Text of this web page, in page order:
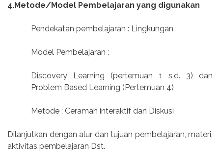
4.Metode/Model Pembelajaran yang digunakan
Pendekatan pembelajaran : Lingkungan
Model Pembelajaran :
Discovery Learning (pertemuan 1 s.d. 3) dan
Problem Based Learning (Pertemuan 4)
Metode : Ceramah interaktif dan Diskusi
Dilanjutkan dengan alur dan tujuan pembelajaran, materi,
aktivitas pembelajaran Dst.